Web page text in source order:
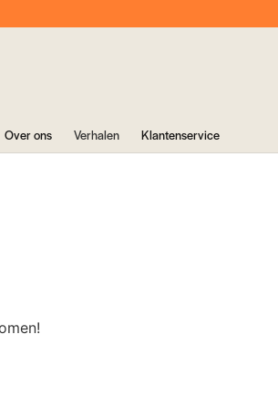
Over ons Verhalen Klantenservice